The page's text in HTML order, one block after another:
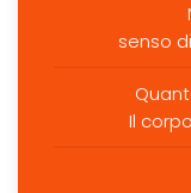
senso
Il